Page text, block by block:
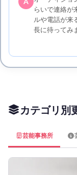
らいで連絡が
ルや電話が来
長に待ってみ
カテゴリ別
芸能事務所